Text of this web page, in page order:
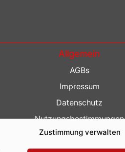
Zustimmung verwalten
Allgemein
AGBs
Impressum
Datenschutz
Nutzungsbestimmungen
Kontakt